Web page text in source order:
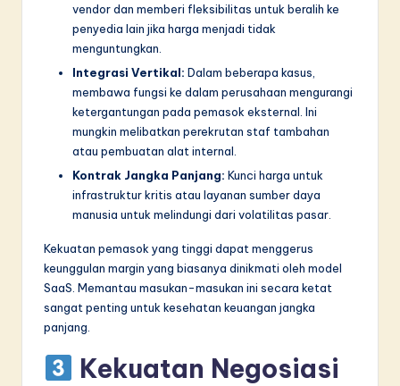
vendor dan memberi fleksibilitas untuk beralih ke
penyedia lain jika harga menjadi tidak
menguntungkan.
Integrasi Vertikal: Dalam beberapa kasus,
membawa fungsi ke dalam perusahaan mengurangi
ketergantungan pada pemasok eksternal. Ini
mungkin melibatkan perekrutan staf tambahan
atau pembuatan alat internal.
Kontrak Jangka Panjang: Kunci harga untuk
infrastruktur kritis atau layanan sumber daya
manusia untuk melindungi dari volatilitas pasar.
Kekuatan pemasok yang tinggi dapat menggerus
keunggulan margin yang biasanya dinikmati oleh model
SaaS. Memantau masukan-masukan ini secara ketat
sangat penting untuk kesehatan keuangan jangka
panjang.
Kekuatan Negosiasi